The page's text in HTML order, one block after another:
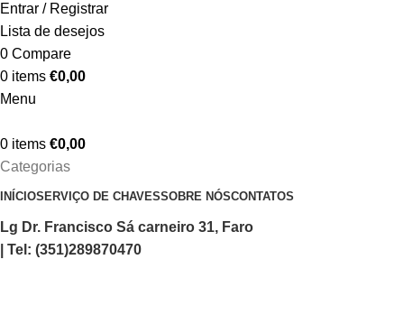
Entrar / Registrar
Lista de desejos
0 Compare
0 items €0,00
Menu
0 items €0,00
Categorias
INÍCIOSERVIÇO DE CHAVESSOBRE NÓSCONTATOS
Lg Dr. Francisco Sá carneiro 31, Faro
| Tel: (351)289870470